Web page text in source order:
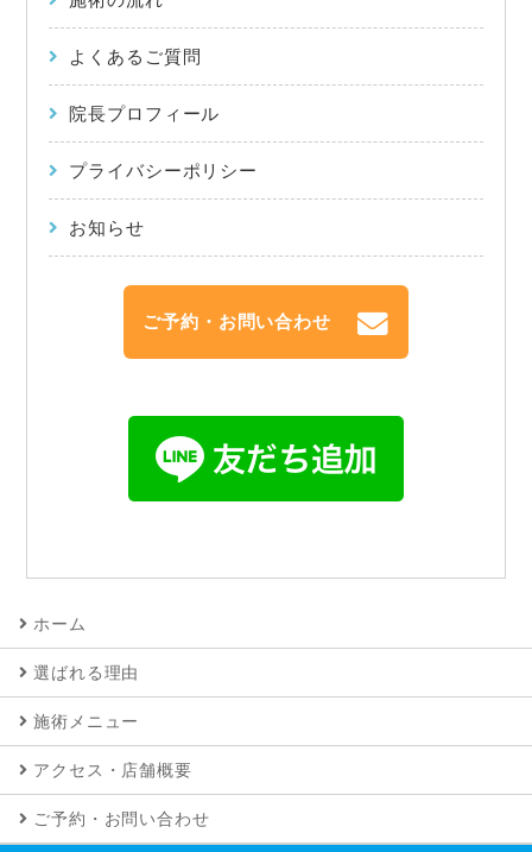
よくあるご質問
院長プロフィール
プライバシーポリシー
お知らせ
ご予約・お問い合わせ
ホーム
選ばれる理由
施術メニュー
アクセス・店舗概要
ご予約・お問い合わせ